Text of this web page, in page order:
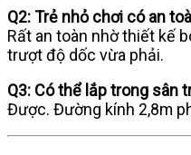
Q2: Trẻ nhỏ chơi có an
Rất an toàn nhờ thiết kế
trượt độ dốc vừa phải.
Q3: Có thể lắp trong sân
Được. Đường kính 2,8m